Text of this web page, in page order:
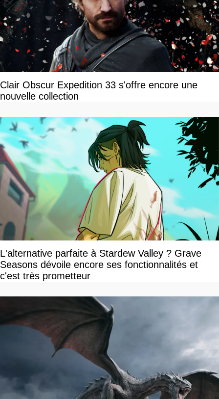
Clair Obscur Expedition 33 s'offre encore une
nouvelle collection
L'alternative parfaite à Stardew Valley ? Grave
Seasons dévoile encore ses fonctionnalités et
c'est très prometteur